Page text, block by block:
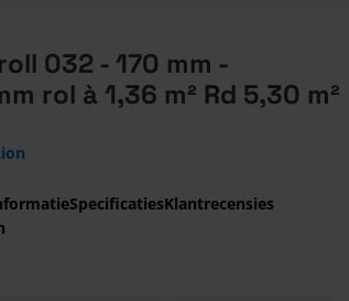
032 - 170 mm -
rol à 1,36 m² Rd 5,30 m²
SpecificatiesKlantrecensies